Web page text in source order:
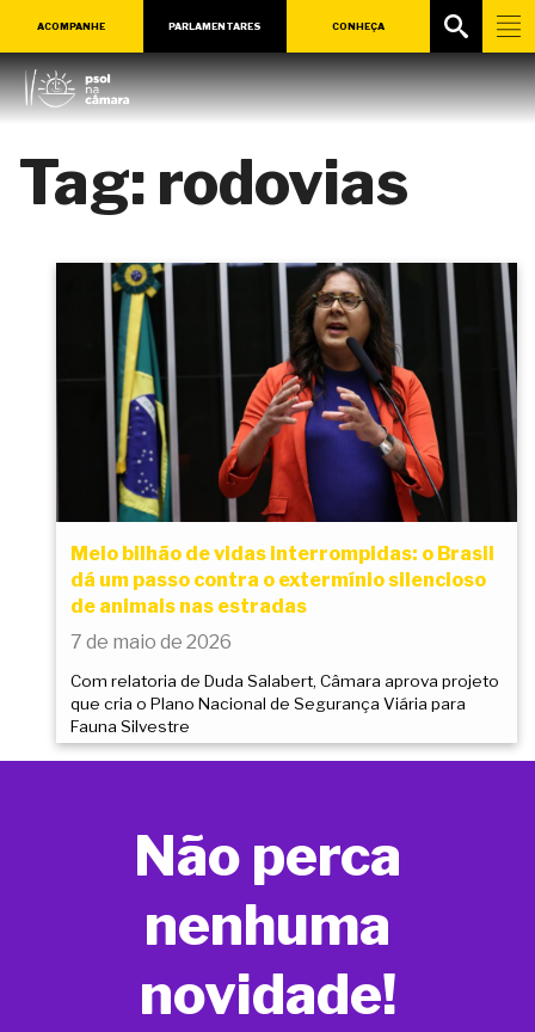
ACOMPANHE PARLAMENTARES CONHEÇA
Tag: rodovias
Meio bilhão de vidas interrompidas: o Brasil
dá um passo contra o extermínio silencioso
de animais nas estradas
7 de maio de 2026
Com relatoria de Duda Salabert, Câmara aprova projeto
que cria o Plano Nacional de Segurança Viária para
Fauna Silvestre
Não perca
nenhuma
novidade!